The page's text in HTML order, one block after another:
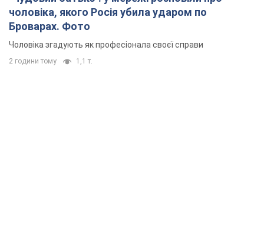
чоловіка, якого Росія убила ударом по
Броварах. Фото
Чоловіка згадують як професіонала своєї справи
2 години тому 1,1 т.